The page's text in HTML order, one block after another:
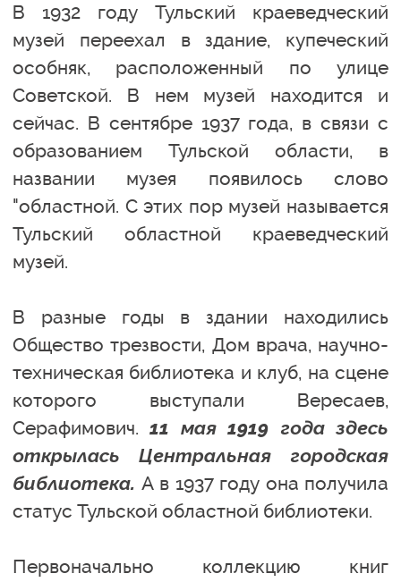
В 1932 году Тульский краеведческий
музей переехал в здание, купеческий
особняк, расположенный по улице
Советской. В нем музей находится и
сейчас. В сентябре 1937 года, в связи с
образованием Тульской области, в
названии музея появилось слово
"областной. С этих пор музей называется
Тульский областной краеведческий
музей.
В разные годы в здании находились
Общество трезвости, Дом врача, научно-
техническая библиотека и клуб, на сцене
которого выступали Вересаев,
Серафимович.11 мая 1919 года здесь
открылась Центральная городская
библиотека. А в 1937 году она получила
статус Тульской областной библиотеки.
Первоначально коллекцию книг